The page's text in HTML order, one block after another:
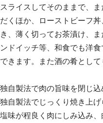
スライスしてそのままで、
だくほか、ローストビーフ
き、薄く切ってお茶漬け、
ンドイッチ等、和食でも洋
できます。また酒の肴として
独自製法で肉の旨味を閉じ
独自製法でじっくり焼き上げ
塩味が程良く肉にしみ込み